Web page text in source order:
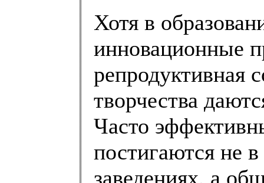
Хотя в
инновационные
репродуктивная
творчества
Часто
постигаются не
заведениях, а